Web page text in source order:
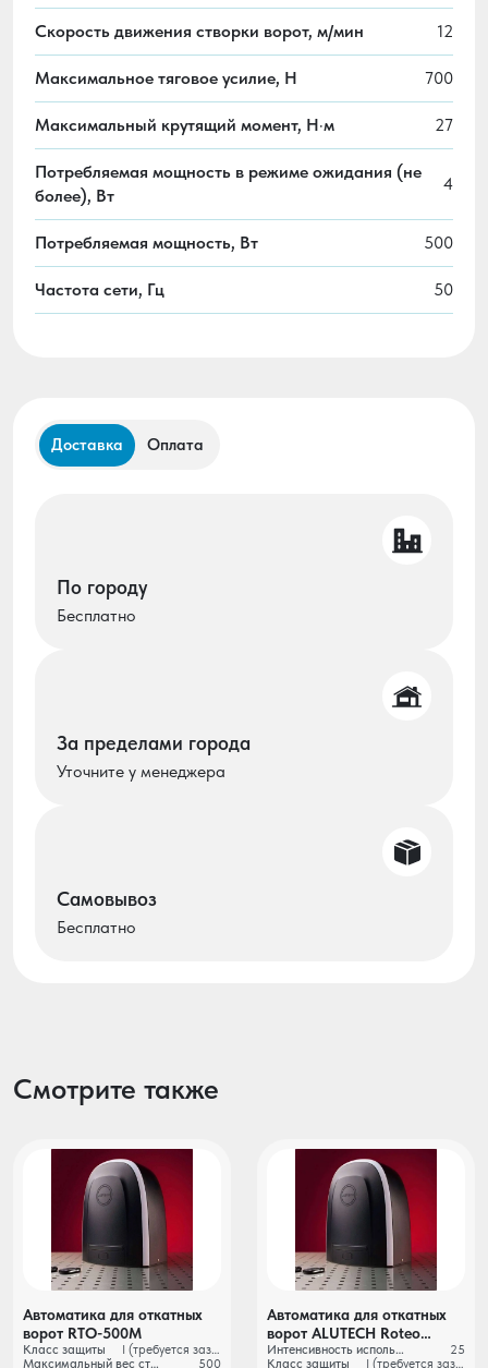
Скорость движения створки ворот, м/мин 12
Максимальное тяговое усилие, H 700
Максимальный крутящий момент, Н·м 27
Потребляемая мощность в режиме ожидания (не
более), Вт
4
Потребляемая мощность, Вт 500
Частота сети, Гц 50
Доставка Оплата
По городу
Бесплатно
За пределами города
Уточните у менеджера
Самовывоз
Бесплатно
Смотрите также
Автоматика для откатных
ворот RTO-500М
Класс защиты
I (требуется заземление)
Максимальный вес створки ворот, кг
500
Автоматика для откатных
ворот ALUTECH Roteo
RTO‑1000MKIT + рейка
Интенсивность использования
25
Класс защиты
I (требуется заземление)